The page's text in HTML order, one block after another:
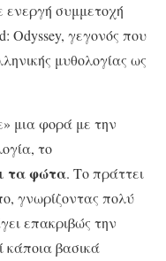
ενεργή συμμετοχή
Odyssey, γεγονός που
μυθολογίας ως
μια φορά με την
το
τα φώτα. Το πράττει
γνωρίζοντας πολύ
επακριβώς την
κάποια βασικά